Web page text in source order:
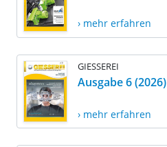
› mehr erfahren
GIESSEREI
Ausgabe 6 (2026)
› mehr erfahren